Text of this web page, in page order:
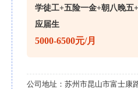
学徒工+五险一金+朝八晚五
应届生
5000-6500元/月
公司地址： 苏州市昆山市富士康